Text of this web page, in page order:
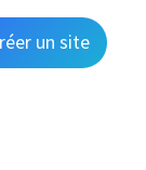
un site